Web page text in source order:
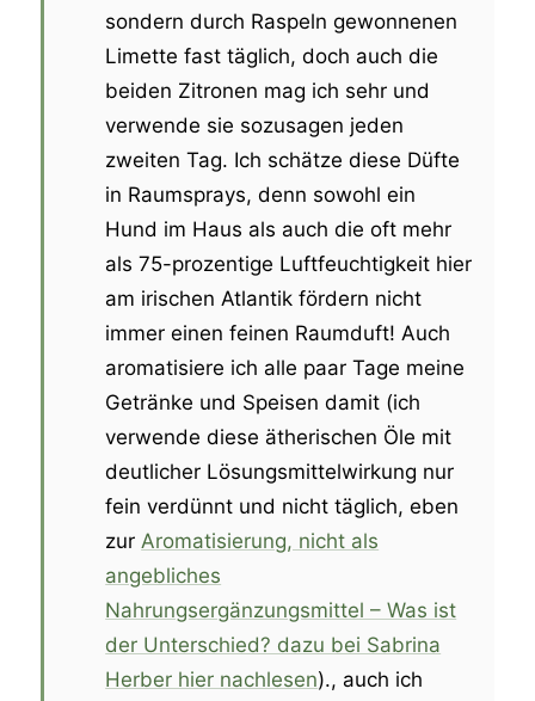
sondern durch Raspeln gewonnenen
Limette fast täglich, doch auch die
beiden Zitronen mag ich sehr und
verwende sie sozusagen jeden
zweiten Tag. Ich schätze diese Düfte
in Raumsprays, denn sowohl ein
Hund im Haus als auch die oft mehr
als 75-prozentige Luftfeuchtigkeit hier
am irischen Atlantik fördern nicht
immer einen feinen Raumduft! Auch
aromatisiere ich alle paar Tage meine
Getränke und Speisen damit (ich
verwende diese ätherischen Öle mit
deutlicher Lösungsmittelwirkung nur
fein verdünnt und nicht täglich, eben
zur Aromatisierung, nicht als
angebliches
Nahrungsergänzungsmittel – Was ist
der Unterschied? dazu bei Sabrina
Herber hier nachlesen)., auch ich